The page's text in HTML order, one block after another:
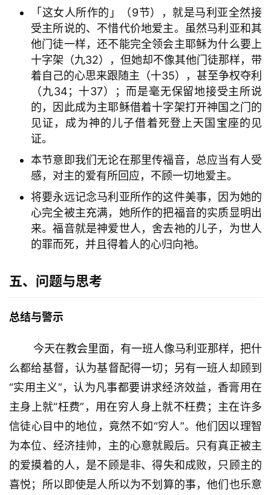
「这女人所作的」（9节），就是马利亚全然接
受主所说的、不惜代价地爱主。虽然马利亚和其
他门徒一样，还不能完全领会主耶稣为什么要上
十字架（九32），但她却不像其他门徒那样，带
着自己的心思来跟随主（十35），甚至争权夺利
（九34；十37）；而是毫无保留地接受主所说
的，因此成为主耶稣借着十字架打开神国之门的
见证，成为神的儿子借着死登上天国宝座的见
证。
本节意即我们无论在那里传福音，总应当有人受
感，对主的爱有所回应，不顾一切地爱主。
将要永远记念马利亚所作的这件美事，因为她的
心完全被主充满，她所作的把福音的实质显明出
来。福音就是神爱世人，舍去祂的儿子，为世人
的罪而死，并且得着人的心归向祂。
五、问题与思考
总结与警示
么都给基督，认为基督配得一切；另有一班人却顾到
“实用主义”，认为凡事都要讲求经济效益，香膏用在
主身上就“枉费”，用在穷人身上就不枉费；主在许多
信徒心目中的地位，竟然不如“穷人”。他们因以理智
为本位、经济挂帅，主的心意就殿后。只有真正被主
的爱摸着的人，是不顾是非、得失和成败，只顾主的
喜悦；所以即使是人所以为不划算的事，他们也乐意